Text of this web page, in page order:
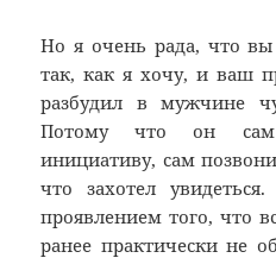
Но я очень рада, что вы
так, как я хочу, и ваш
разбудил в мужчине
Потому что он сам
инициативу, сам
что захотел
проявлением того, что
ранее практически не